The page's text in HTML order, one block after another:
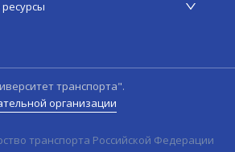
транспорта".
организации
транспорта Российской Федерации